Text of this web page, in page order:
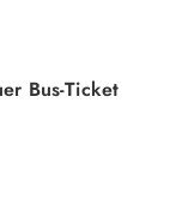
Bus-Ticket